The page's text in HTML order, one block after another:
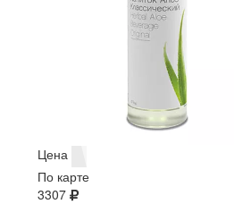
Цена
По карте
3307